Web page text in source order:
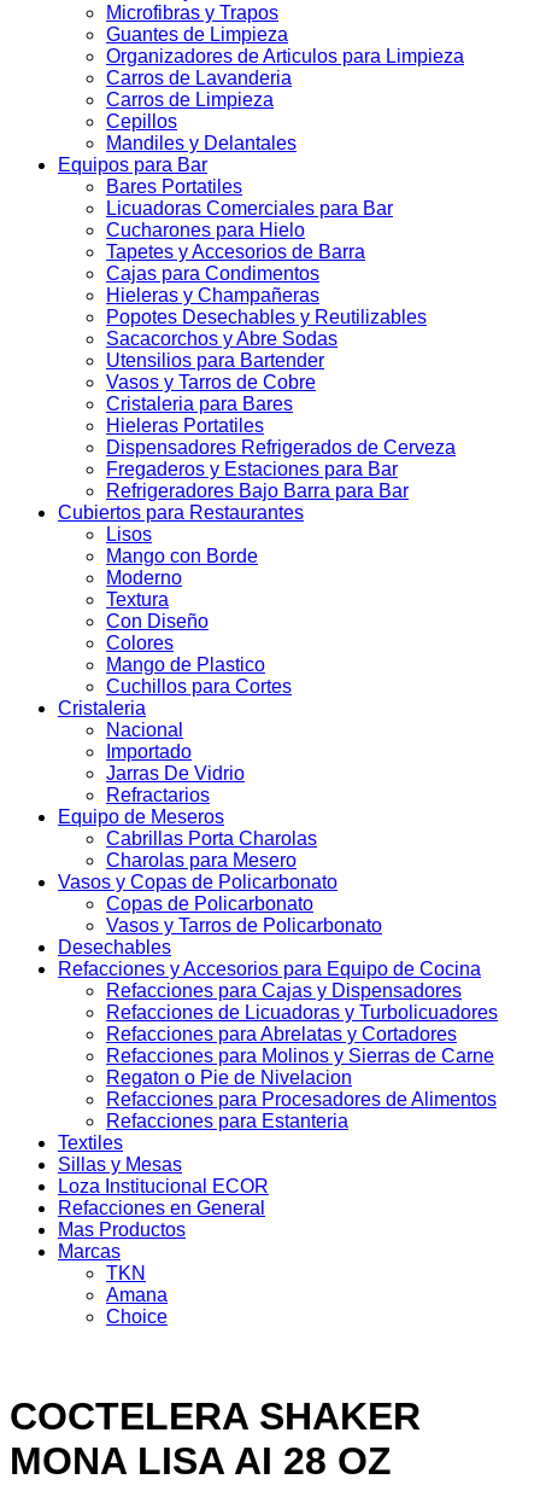
Microfibras y Trapos
Guantes de Limpieza
Organizadores de Articulos para Limpieza
Carros de Lavanderia
Carros de Limpieza
Cepillos
Mandiles y Delantales
Equipos para Bar
Bares Portatiles
Licuadoras Comerciales para Bar
Cucharones para Hielo
Tapetes y Accesorios de Barra
Cajas para Condimentos
Hieleras y Champañeras
Popotes Desechables y Reutilizables
Sacacorchos y Abre Sodas
Utensilios para Bartender
Vasos y Tarros de Cobre
Cristaleria para Bares
Hieleras Portatiles
Dispensadores Refrigerados de Cerveza
Fregaderos y Estaciones para Bar
Refrigeradores Bajo Barra para Bar
Cubiertos para Restaurantes
Lisos
Mango con Borde
Moderno
Textura
Con Diseño
Colores
Mango de Plastico
Cuchillos para Cortes
Cristaleria
Nacional
Importado
Jarras De Vidrio
Refractarios
Equipo de Meseros
Cabrillas Porta Charolas
Charolas para Mesero
Vasos y Copas de Policarbonato
Copas de Policarbonato
Vasos y Tarros de Policarbonato
Desechables
Refacciones y Accesorios para Equipo de Cocina
Refacciones para Cajas y Dispensadores
Refacciones de Licuadoras y Turbolicuadores
Refacciones para Abrelatas y Cortadores
Refacciones para Molinos y Sierras de Carne
Regaton o Pie de Nivelacion
Refacciones para Procesadores de Alimentos
Refacciones para Estanteria
Textiles
Sillas y Mesas
Loza Institucional ECOR
Refacciones en General
Mas Productos
Marcas
TKN
Amana
Choice
COCTELERA SHAKER
MONA LISA AI 28 OZ